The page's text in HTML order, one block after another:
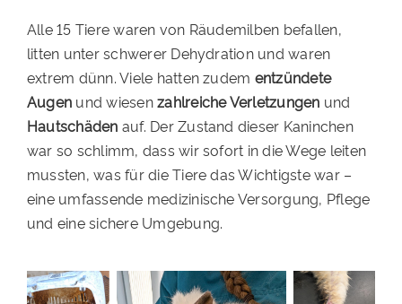
PATENSCHAFTEN
HELFER WERDEN
RATGEBER
Alle 15 Tiere waren von Räudemilben befallen,
litten unter schwerer Dehydration und waren
extrem dünn. Viele hatten zudem entzündete
Augen und wiesenzahlreiche Verletzungen und
Hautschäden auf. Der Zustand dieser Kaninchen
war so schlimm, dass wir sofort in die Wege leiten
mussten, was für die Tiere das Wichtigste war –
eine umfassende medizinische Versorgung, Pflege
und eine sichere Umgebung.